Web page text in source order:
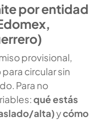
por entidad
provisional,
circular sin
Para no
qué estás
alta)ycómo